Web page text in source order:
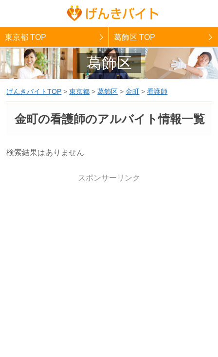
東京都 TOP 葛飾区 TOP
葛飾区
げんきバイトTOP >東京都 >葛飾区 >金町 >看護師
金町の看護師のアルバイト情報一覧
検索結果はありません
スポンサーリンク